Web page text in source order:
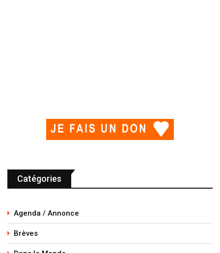
Catégories
Agenda / Annonce
Brèves